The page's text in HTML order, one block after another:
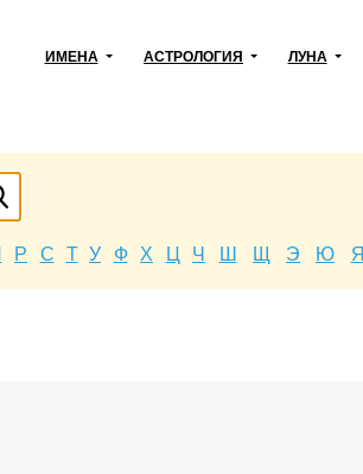
ИМЕНА АСТРОЛОГИЯ ЛУНА
Р С Т У Ф Х Ц Ч Ш Щ Э Ю Я